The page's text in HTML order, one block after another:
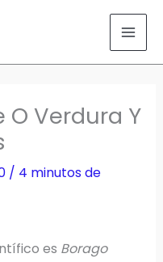
O Verdura Y
/ 4 minutos de
es Borago